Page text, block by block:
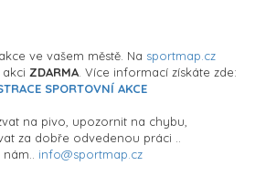
ve vašem městě. Na sportmap.cz
ZDARMA . Více informací získáte zde:
SPORTOVNÍ AKCE
na pivo, upozornit na chybu,
za dobře odvedenou práci ..
info@sportmap.cz